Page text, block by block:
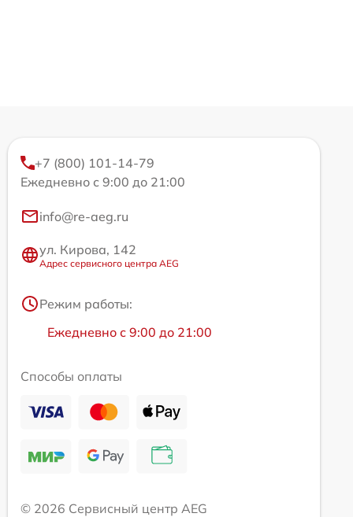
+7 (800) 101-14-79
Ежедневно с 9:00 до 21:00
info@re-aeg.ru
ул. Кирова, 142
Адрес сервисного центра AEG
Режим работы:
Ежедневно с 9:00 до 21:00
Способы оплаты
© 2026 Сервисный центр AEG